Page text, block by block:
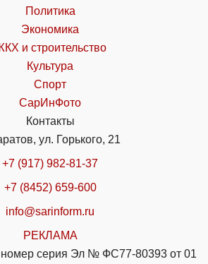
Политика
Экономика
и строительство
Культура
Спорт
СарИнФото
Контакты
ул. Горького, 21
+7 (917) 982-81-37
+7 (8452) 659-600
info@sarinform.ru
РЕКЛАМА
номер серия Эл № ФС77-80393 от 01